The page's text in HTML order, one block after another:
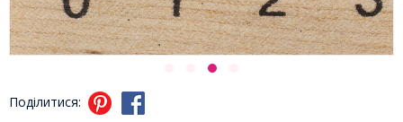
Поділитися: